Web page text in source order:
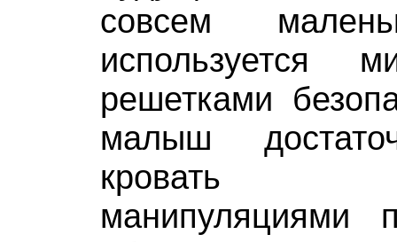
совсем
используется
решетками
малыш
кровать
манипуляциями